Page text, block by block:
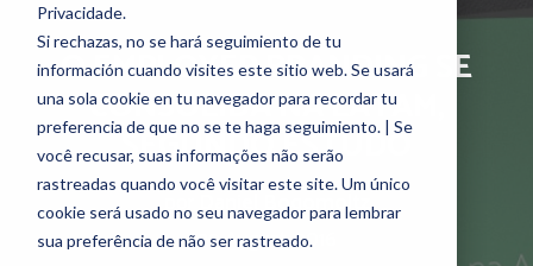
Privacidade.
Si rechazas, no se hará seguimiento de tu
información cuando visites este sitio web. Se usará
una sola cookie en tu navegador para recordar tu
preferencia de que no se te haga seguimiento. | Se
você recusar, suas informações não serão
rastreadas quando você visitar este site. Um único
cookie será usado no seu navegador para lembrar
sua preferência de não ser rastreado.
O EMPLOYER BRANDING SE
CONSOLIDA NA LATAM,
SEGUNDO ESTUDO
porDaniel Bogomoltz
29 August, 2016